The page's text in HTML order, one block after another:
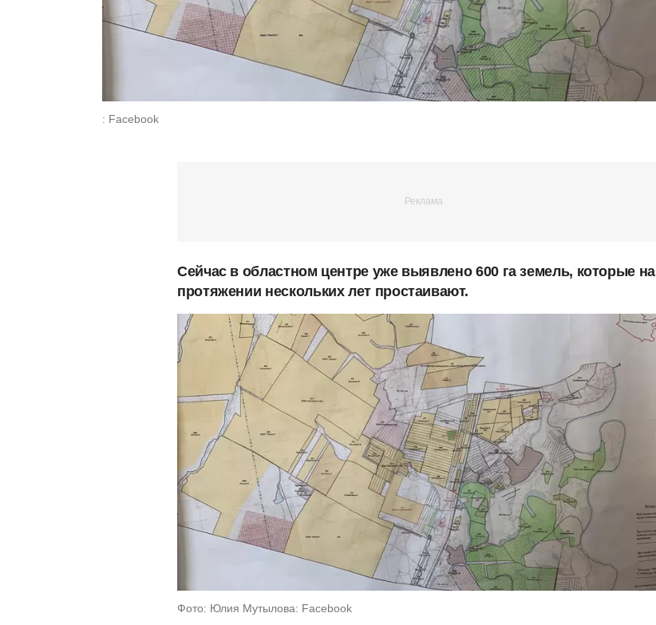
: Facebook
Сейчас в областном центре уже выявлено 600 га земель, которые на
протяжении нескольких лет простаивают.
Фото: Юлия Мутылова: Facebook